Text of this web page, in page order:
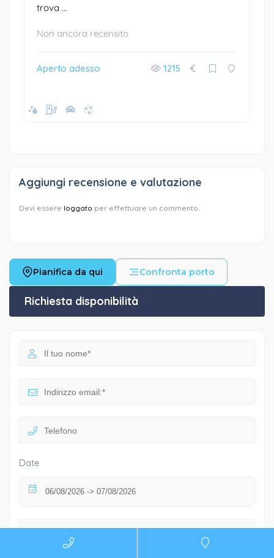
trova ...
Non ancora recensito
Aperto adesso 1215 €
Aggiungi recensione e valutazione
Devi essere loggato per effettuare un commento.
Pianifica da qui Confronta porto
Richiesta disponibilità
Date